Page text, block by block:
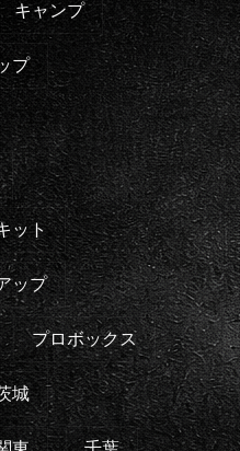
キャンプ
プ
ット
ップ
プロボックス
城